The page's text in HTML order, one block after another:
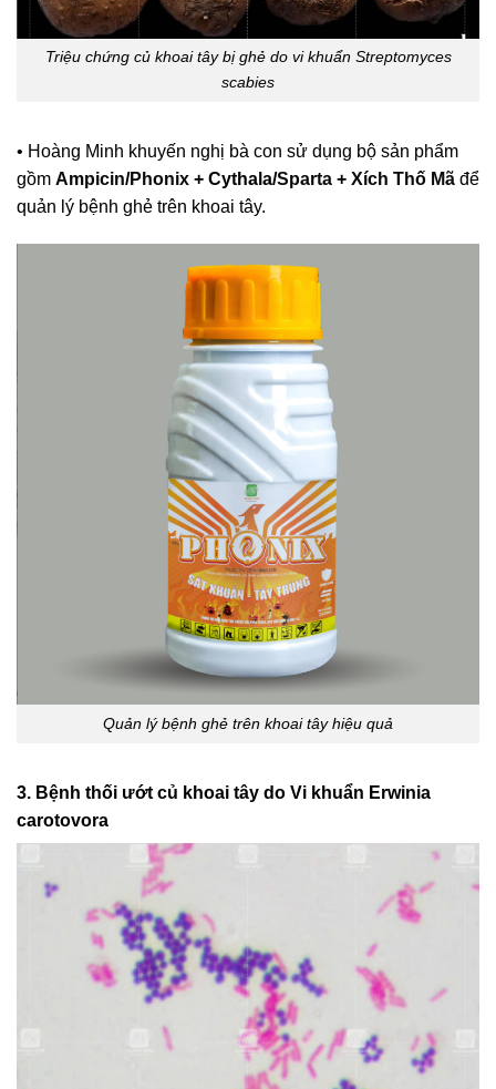
Triệu chứng củ khoai tây bị ghẻ do vi khuẩn Streptomyces
scabies
• Hoàng Minh khuyến nghị bà con sử dụng bộ sản phẩm
gồm Ampicin/Phonix + Cythala/Sparta + Xích Thố Mã để
quản lý bệnh ghẻ trên khoai tây.
Quản lý bệnh ghẻ trên khoai tây hiệu quả
3. Bệnh thối ướt củ khoai tây do Vi khuẩn Erwinia
carotovora